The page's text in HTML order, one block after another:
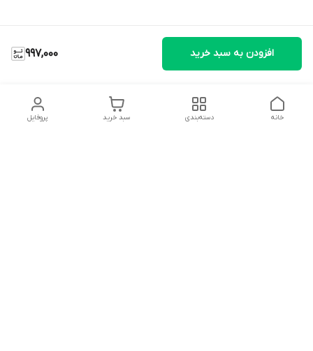
997,000 افزودن به سبد خرید
پروفایل سبد خرید دسته‌بندی خانه